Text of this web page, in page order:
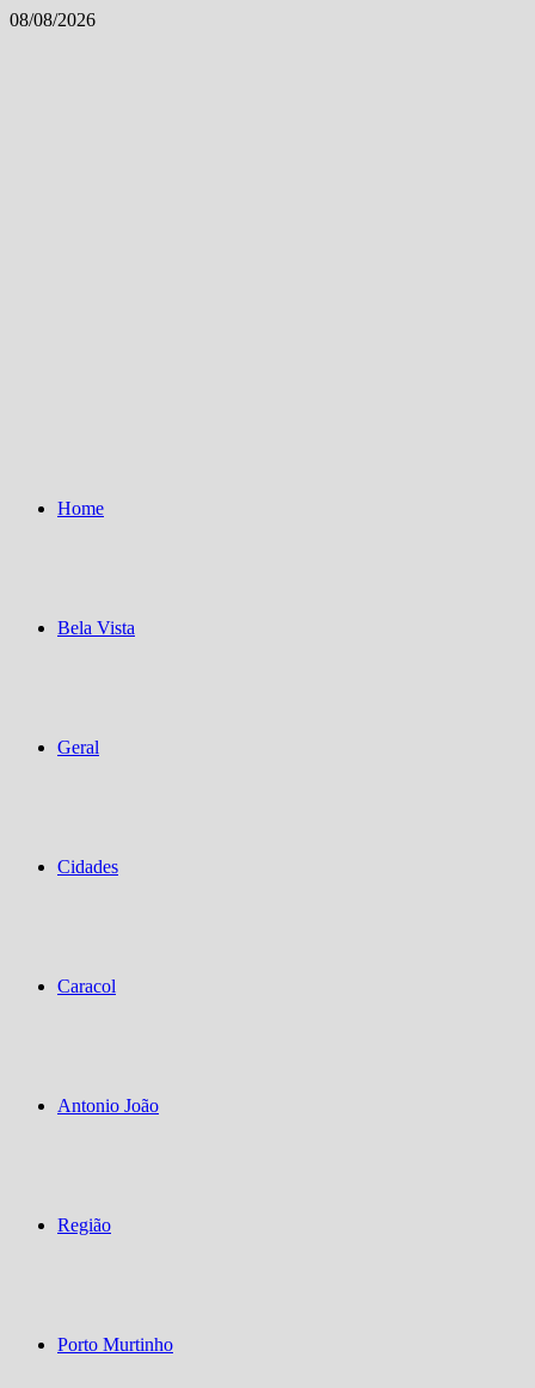
Skip
08/08/2026
Home
Bela Vista
Geral
Cidades
Caracol
Antonio João
Região
Porto Murtinho